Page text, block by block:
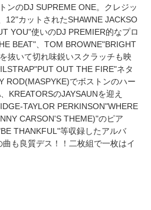
ンのDJ SUPREME ONE。クレジッ
12"カットされたSHAWNE JACKSO
YOU"使いのDJ PREMIER的なプロ
BEAT"、TOM BROWNE"BRIGHT
抜いて切れ味鋭いスクラッチも映
OUT THE FIRE"ネタ
ROD(MASPYKE)でボストンのハー
KREATORSのJAYSAUNを迎え
TAYLOR PERKINSON"WHERE
CARSON'S THEME)"のピア
THANKFUL"等収録したアルバ
も良質デス！！二枚組で一枚はイ